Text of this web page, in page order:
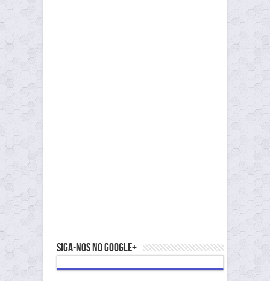
Siga-nos no Google+